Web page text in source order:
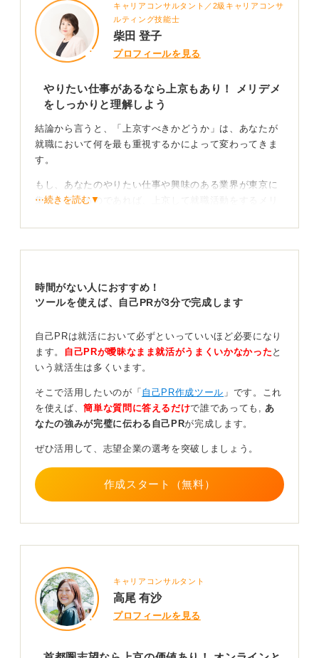
キャリアコンサルタント／2級キャリアコンサ
ルティング技能士
柴田 登子
プロフィールを見る
やりたい仕事があるなら上京もあり！ メリデメ
をしっかりと理解しよう
結論から言うと、「上京すべきかどうか」は、あなたが
就職において何を最も重視するかによって変わってきま
す。
もし、あなたのやりたい仕事や興味のある業界が東京に
集中しているのであれば、上京して就職活動をするメリ
く、選択肢の幅は格段に広がります。
す。情報や人が集まる刺激的な環境で働きたいという希
望があるなら、東京での就職を目指す価値は十分にあり
一方で、デメリットもあるのです。まず、東京での一人
暮らしには高い生活費、特に家賃がかかります。また、
地方から東京へ選考を受けに行くための交通費や滞在費
も負担になるでしょう。
ただし、この就活費用については、近年オンライン選考
を導入する企業が増えていますし、最終面接の交通費を
支給してくれる企業や、地方で説明会・選考会を実施す
は可能です。費用面だけで上京を諦める必要はありませ
ん。
上京だけがすべてではない！ 自分の就活の軸に合っ
もし、現時点で「絶対にこの仕事がしたい」という強い
希望がないのであれば、地元での就職も非常に魅力的な
選択肢です。地元であれば、生活コストを抑えられます
し、満員電車でのつらい通勤を避け、場合によっては車
⋯続きを読む▼
時間がない人におすすめ！
ツールを使えば、自己PRが3分で完成します
自己PRは就活において必ずといっていいほど必要になり
ます。 自己PRが曖昧なまま就活がうまくいかなかった と
いう就活生は多くいます。
そこで活用したいのが「 自己PR作成ツール 」です。これ
を使えば、簡単な質問に答えるだけで誰であっても, あ
なたの強みが完璧に伝わる自己PRが完成します。
ぜひ活用して、志望企業の選考を突破しましょう。
作成スタート（無料）
キャリアコンサルタント
高尾 有沙
プロフィールを見る